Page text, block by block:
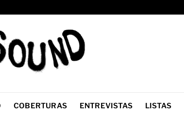
COBERTURAS ENTREVISTAS LISTAS